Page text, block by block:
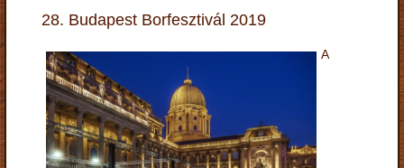
28. Budapest Borfesztivál 2019
A